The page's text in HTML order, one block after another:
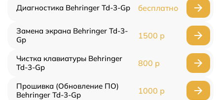
Диагностика Behringer Td-3-Gp бесплатно
Замена экрана Behringer Td-3-
Gp
1500 р
Чистка клавиатуры Behringer
Td-3-Gp
800 р
Прошивка (Обновление ПО)
Behringer Td-3-Gp
1000 р